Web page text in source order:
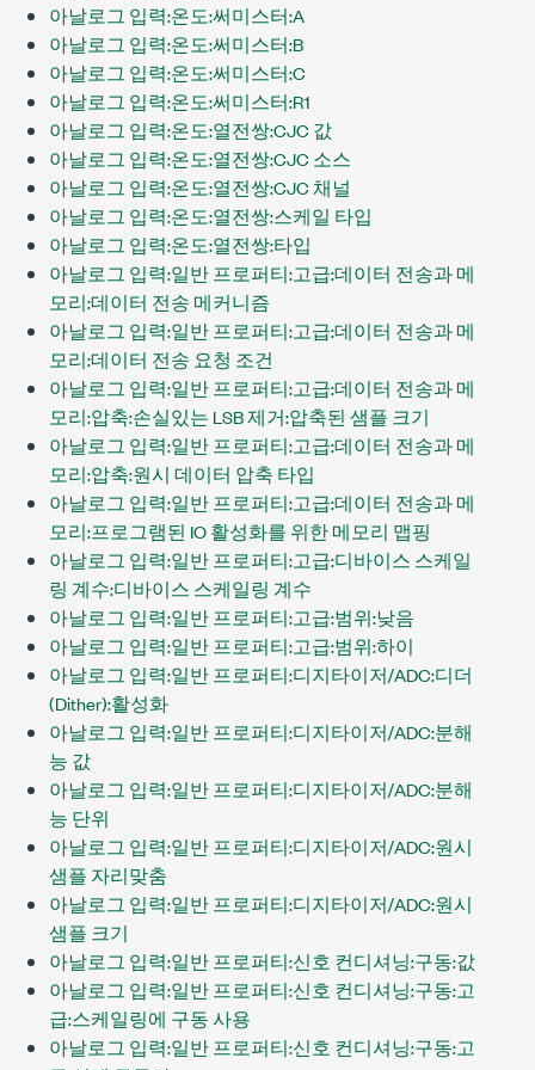
아날로그 입력:온도:써미스터:A
아날로그 입력:온도:써미스터:B
아날로그 입력:온도:써미스터:C
아날로그 입력:온도:써미스터:R1
아날로그 입력:온도:열전쌍:CJC 값
아날로그 입력:온도:열전쌍:CJC 소스
아날로그 입력:온도:열전쌍:CJC 채널
아날로그 입력:온도:열전쌍:스케일 타입
아날로그 입력:온도:열전쌍:타입
아날로그 입력:일반 프로퍼티:고급:데이터 전송과 메
모리:데이터 전송 메커니즘
아날로그 입력:일반 프로퍼티:고급:데이터 전송과 메
모리:데이터 전송 요청 조건
아날로그 입력:일반 프로퍼티:고급:데이터 전송과 메
모리:압축:손실있는 LSB 제거:압축된 샘플 크기
아날로그 입력:일반 프로퍼티:고급:데이터 전송과 메
모리:압축:원시 데이터 압축 타입
아날로그 입력:일반 프로퍼티:고급:데이터 전송과 메
모리:프로그램된 IO 활성화를 위한 메모리 맵핑
아날로그 입력:일반 프로퍼티:고급:디바이스 스케일
링 계수:디바이스 스케일링 계수
아날로그 입력:일반 프로퍼티:고급:범위:낮음
아날로그 입력:일반 프로퍼티:고급:범위:하이
아날로그 입력:일반 프로퍼티:디지타이저/ADC:디더
(Dither):활성화
아날로그 입력:일반 프로퍼티:디지타이저/ADC:분해
능 값
아날로그 입력:일반 프로퍼티:디지타이저/ADC:분해
능 단위
아날로그 입력:일반 프로퍼티:디지타이저/ADC:원시
샘플 자리맞춤
아날로그 입력:일반 프로퍼티:디지타이저/ADC:원시
샘플 크기
아날로그 입력:일반 프로퍼티:신호 컨디셔닝:구동:값
아날로그 입력:일반 프로퍼티:신호 컨디셔닝:구동:고
급:스케일링에 구동 사용
아날로그 입력:일반 프로퍼티:신호 컨디셔닝:구동:고